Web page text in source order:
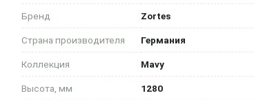
Бренд Zortes
Страна производителя Германия
Коллекция Mavy
Высота, мм 1280